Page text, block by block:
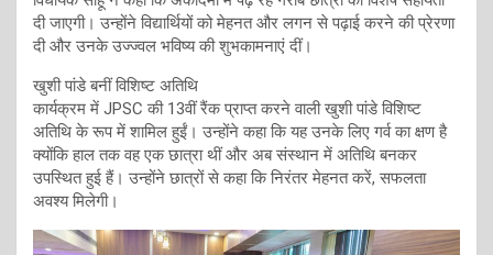
दी जाएगी। उन्होंने विद्यार्थियों को मेहनत और लगन से पढ़ाई करने की प्रेरणा
दी और उनके उज्ज्वल भविष्य की शुभकामनाएं दीं।
खुशी पांडे बनीं विशिष्ट अतिथि
कार्यक्रम में JPSC की 13वीं रैंक प्राप्त करने वाली खुशी पांडे विशिष्ट
अतिथि के रूप में शामिल हुईं। उन्होंने कहा कि यह उनके लिए गर्व का क्षण है
क्योंकि हाल तक वह एक छात्रा थीं और अब संस्थान में अतिथि बनकर
उपस्थित हुई हैं। उन्होंने छात्रों से कहा कि निरंतर मेहनत करें, सफलता
अवश्य मिलेगी।